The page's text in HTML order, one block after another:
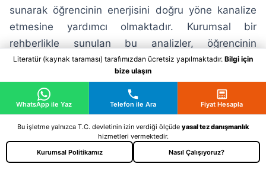
sunarak öğrencinin enerjisini doğru yöne kanalize
etmesine yardımcı olmaktadır. Kurumsal bir
rehberlikle sunulan bu analizler, öğrencinin
öğretmen geri bildirimlerini doğru okumasını
sağlamakta ve her performans görevinin eğitim
otoriteleri tarafından takdir edilen, eksiksiz ve
yüksek nitelikli birer akademik çıktıya dönüşmesini
garanti altına almaktadır.
Literatür (kaynak taraması) tarafımızdan ücretsiz yapılmaktadır. Bilgi için
bize ulaşın
WhatsApp ile Yaz Telefon ile Ara Fiyat Hesapla
Bu işletme yalnızca T.C. devletinin izin verdiği ölçüde yasal tez danışmanlık
hizmetleri vermektedir.
Kurumsal Politikamız
Nasıl Çalışıyoruz?